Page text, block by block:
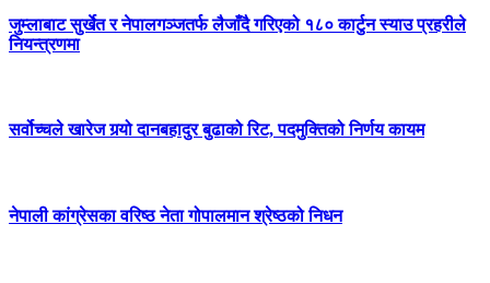
जुम्लाबाट सुर्खेत र नेपालगञ्जतर्फ लैजाँदै गरिएको १८० कार्टुन स्याउ प्रहरीले
नियन्त्रणमा
सर्वोच्चले खारेज गर्‍यो दानबहादुर बुढाको रिट, पदमुक्तिको निर्णय कायम
नेपाली कांग्रेसका वरिष्ठ नेता गोपालमान श्रेष्ठको निधन